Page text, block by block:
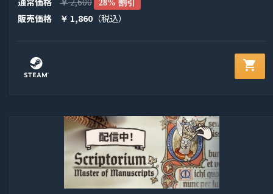
￥ 28% 割引
販売価格 ￥ 1,860 （税込）
shopping_cart